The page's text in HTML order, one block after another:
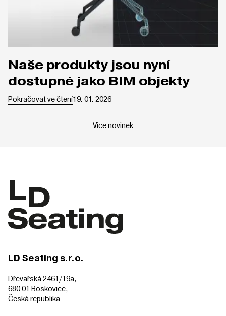
Naše produkty jsou nyní
dostupné jako BIM objekty
Pokračovat ve čtení19. 01. 2026
Více novinek
LD Seating s.r.o.
Dřevařská 2461/19a,
680 01 Boskovice,
Česká republika